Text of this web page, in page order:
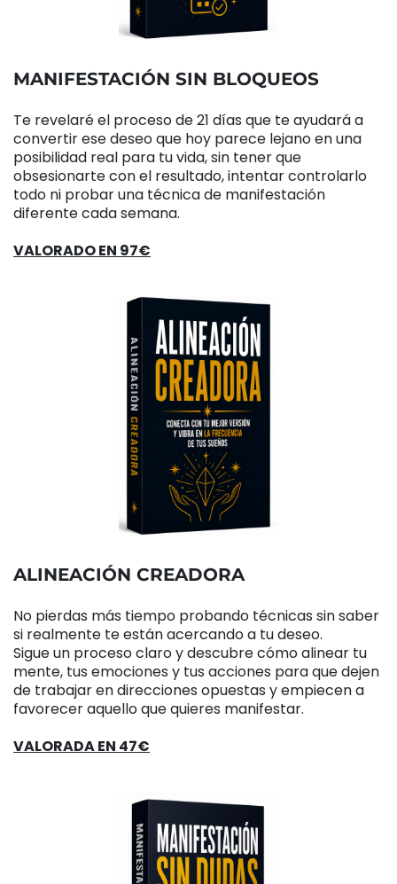
MANIFESTACIÓN SIN BLOQUEOS
Te revelaré el proceso de 21 días que te ayudará a
convertir ese deseo que hoy parece lejano en una
posibilidad real para tu vida, sin tener que
obsesionarte con el resultado, intentar controlarlo
todo ni probar una técnica de manifestación
diferente cada semana.
VALORADO EN 97€
ALINEACIÓN CREADORA
No pierdas más tiempo probando técnicas sin saber
si realmente te están acercando a tu deseo.
Sigue un proceso claro y descubre cómo alinear tu
mente, tus emociones y tus acciones para que dejen
de trabajar en direcciones opuestas y empiecen a
favorecer aquello que quieres manifestar.
VALORADA EN 47€